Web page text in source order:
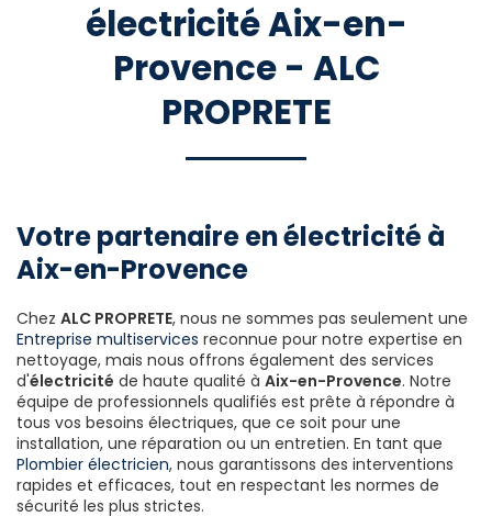
électricité Aix-en-
Provence - ALC
PROPRETE
Votre partenaire en électricité à
Aix-en-Provence
Chez ALC PROPRETE, nous ne sommes pas seulement une
Entreprise multiservices reconnue pour notre expertise en
nettoyage, mais nous offrons également des services
d'électricité de haute qualité à Aix-en-Provence. Notre
équipe de professionnels qualifiés est prête à répondre à
tous vos besoins électriques, que ce soit pour une
installation, une réparation ou un entretien. En tant que
Plombier électricien, nous garantissons des interventions
rapides et efficaces, tout en respectant les normes de
sécurité les plus strictes.